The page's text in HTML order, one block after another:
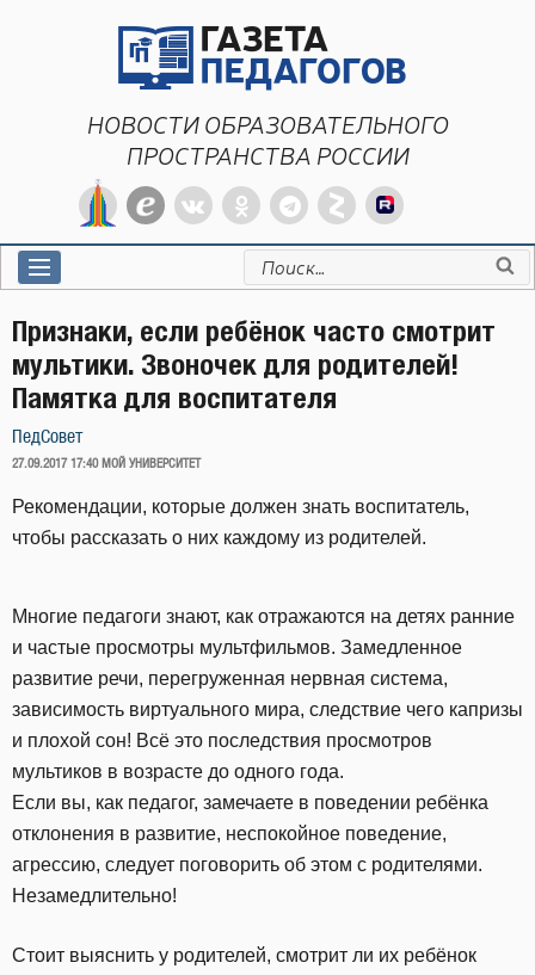
НОВОСТИ ОБРАЗОВАТЕЛЬНОГО
ПРОСТРАНСТВА РОССИИ
Искать:
Признаки, если ребёнок часто смотрит
мультики. Звоночек для родителей!
Памятка для воспитателя
ПедСовет
ОПУБЛИКОВАНО
27.09.2017 17:40 МОЙ УНИВЕРСИТЕТ
Рекомендации, которые должен знать воспитатель,
чтобы рассказать о них каждому из родителей.
Многие педагоги знают, как отражаются на детях ранние
и частые просмотры мультфильмов. Замедленное
развитие речи, перегруженная нервная система,
зависимость виртуального мира, следствие чего капризы
и плохой сон! Всё это последствия просмотров
мультиков в возрасте до одного года.
Если вы, как педагог, замечаете в поведении ребёнка
отклонения в развитие, неспокойное поведение,
агрессию, следует поговорить об этом с родителями.
Незамедлительно!
Стоит выяснить у родителей, смотрит ли их ребёнок